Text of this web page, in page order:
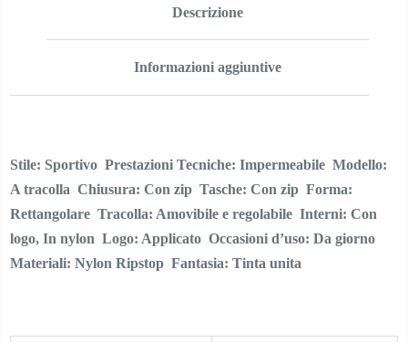
Descrizione
Informazioni aggiuntive
Stile: Sportivo  Prestazioni Tecniche: Impermeabile  Modello:
A tracolla  Chiusura: Con zip  Tasche: Con zip  Forma:
Rettangolare  Tracolla: Amovibile e regolabile  Interni: Con
logo, In nylon  Logo: Applicato  Occasioni d’uso: Da giorno 
Materiali: Nylon Ripstop  Fantasia: Tinta unita